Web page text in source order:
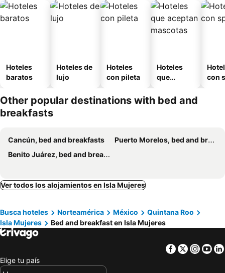
Hoteles
baratos
Hoteles de
lujo
Hoteles
con pileta
Hoteles
que
mascotas
con
Other popular destinations with bed and
breakfasts
Cancún, bed and breakfasts
Puerto Morelos, bed and breakfasts
Benito Juárez, bed and breakfasts
Ver todos los alojamientos en Isla Mujeres
Busca hoteles Norteamérica México
Quintana Roo
Isla Mujeres
Bed and breakfast en Isla Mujeres
Facebook
Twitter
Elige tu país